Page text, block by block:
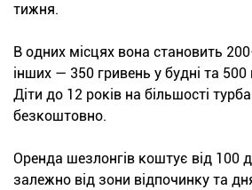
тижня.
В одних місцях вона становить
інших — 350 гривень у будні та 500
Діти до 12 років на більшості
безкоштовно.
Оренда шезлонгів коштує від 100
залежно від зони відпочинку та